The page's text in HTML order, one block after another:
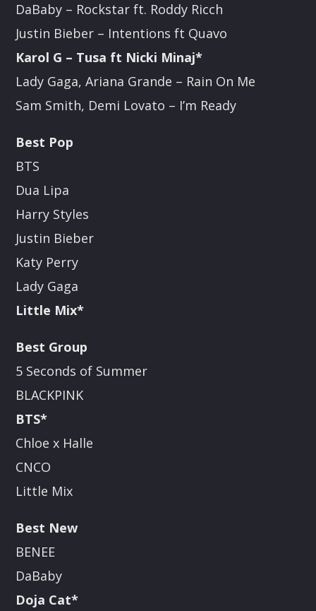
DaBaby – Rockstar ft. Roddy Ricch
Justin Bieber – Intentions ft Quavo
Karol G – Tusa ft Nicki Minaj*
Lady Gaga, Ariana Grande – Rain On Me
Sam Smith, Demi Lovato – I’m Ready
Best Pop
BTS
Dua Lipa
Harry Styles
Justin Bieber
Katy Perry
Lady Gaga
Little Mix*
Best Group
5 Seconds of Summer
BLACKPINK
BTS*
Chloe x Halle
CNCO
Little Mix
Best New
BENEE
DaBaby
Doja Cat*